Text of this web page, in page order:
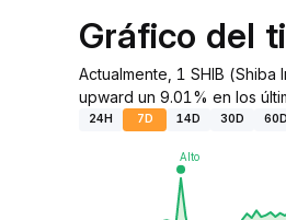
Gráfico del
Actualmente, 1 SHIB
upward un 9.01% en los
24H 7D 14D 30D 60D